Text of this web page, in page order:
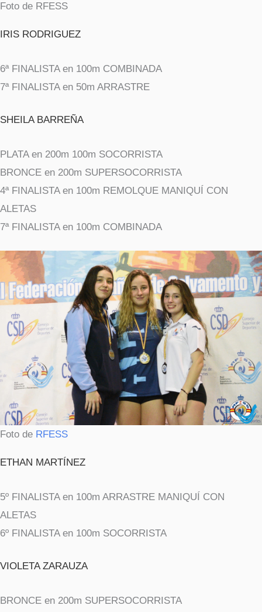
Foto de RFESS
IRIS RODRIGUEZ
6ª FINALISTA en 100m COMBINADA
7ª FINALISTA en 50m ARRASTRE
SHEILA BARREÑA
PLATA en 200m 100m SOCORRISTA
BRONCE en 200m SUPERSOCORRISTA
4ª FINALISTA en 100m REMOLQUE MANIQUÍ CON
ALETAS
7ª FINALISTA en 100m COMBINADA
Foto de RFESS
ETHAN MARTÍNEZ
5º FINALISTA en 100m ARRASTRE MANIQUÍ CON
ALETAS
6º FINALISTA en 100m SOCORRISTA
VIOLETA ZARAUZA
BRONCE en 200m SUPERSOCORRISTA